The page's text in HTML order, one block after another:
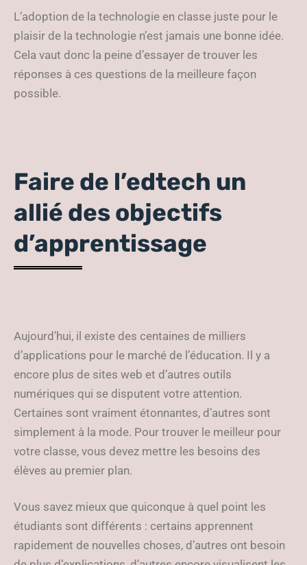
L’adoption de la technologie en classe juste pour le
plaisir de la technologie n’est jamais une bonne idée.
Cela vaut donc la peine d’essayer de trouver les
réponses à ces questions de la meilleure façon
possible.
Faire de l’edtech un
allié des objectifs
d’apprentissage
Aujourd’hui, il existe des centaines de milliers
d’applications pour le marché de l’éducation. Il y a
encore plus de sites web et d’autres outils
numériques qui se disputent votre attention.
Certaines sont vraiment étonnantes, d’autres sont
simplement à la mode. Pour trouver le meilleur pour
votre classe, vous devez mettre les besoins des
élèves au premier plan.
Vous savez mieux que quiconque à quel point les
étudiants sont différents : certains apprennent
rapidement de nouvelles choses, d’autres ont besoin